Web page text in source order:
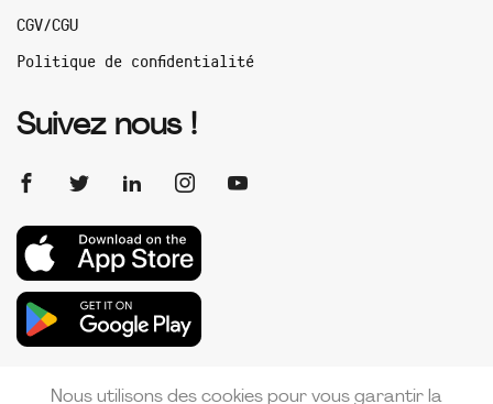
CGV/CGU
Politique de confidentialité
Suivez nous !
Nous utilisons des cookies pour vous garantir la